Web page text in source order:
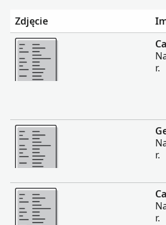
Zdjęcie
Więcej
r.
Więcej
r.
Więcej
r.